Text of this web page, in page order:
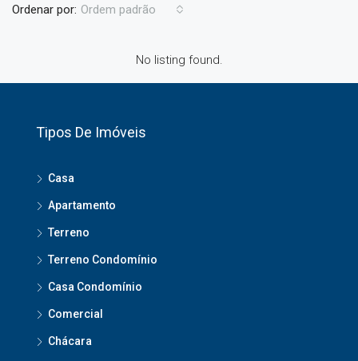
Ordenar por: Ordem padrão
No listing found.
Tipos De Imóveis
Casa
Apartamento
Terreno
Terreno Condomínio
Casa Condomínio
Comercial
Chácara